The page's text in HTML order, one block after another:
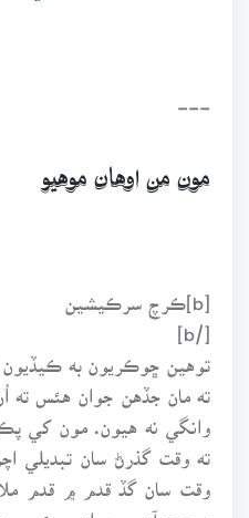
مون من اوهان موهيو
[b]ڪرچ سرڪيشين
[/b]
توهين ڇوڪريون به
ته مان جڏهن جوان هئس ته
وانگي نه هيون. مون کي
ته وقت گذرڻ سان تبديلي
وقت سان گڏ قدم ۾ قدم
صحيح آهي. پر اهو سئو